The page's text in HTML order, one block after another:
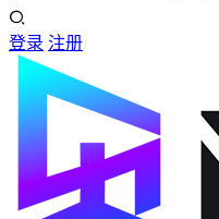
登录 注册